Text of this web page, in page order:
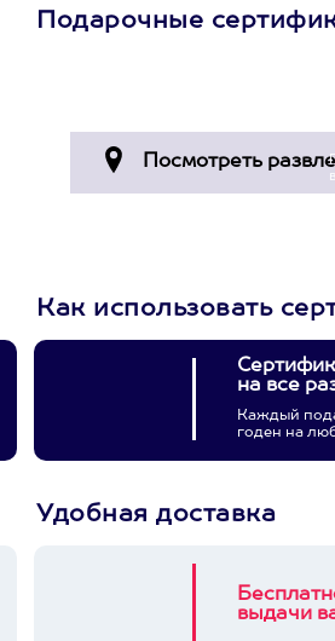
Подарочные
Как использовать
на все
Каждый
годен на
Удобная доставка
выдачи